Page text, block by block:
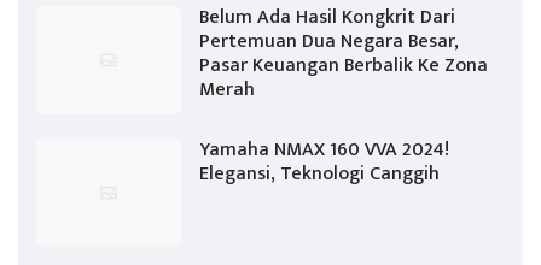
Belum Ada Hasil Kongkrit Dari
Pertemuan Dua Negara Besar,
Pasar Keuangan Berbalik Ke Zona
Merah
Yamaha NMAX 160 VVA 2024!
Elegansi, Teknologi Canggih